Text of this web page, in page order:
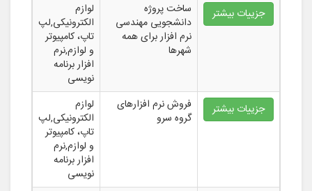
جزییات بیشتر
ساخت پروژه
دانشجویی مهندسی
نرم افزار برای همه
شهرها
لوازم
الکترونیکی,لپ
تاپ، کامپیوتر
و لوازم,نرم
افزار برنامه
نویسی
جزییات بیشتر
فروش نرم افزارهای
گروه سرو
لوازم
الکترونیکی,لپ
تاپ، کامپیوتر
و لوازم,نرم
افزار برنامه
نویسی